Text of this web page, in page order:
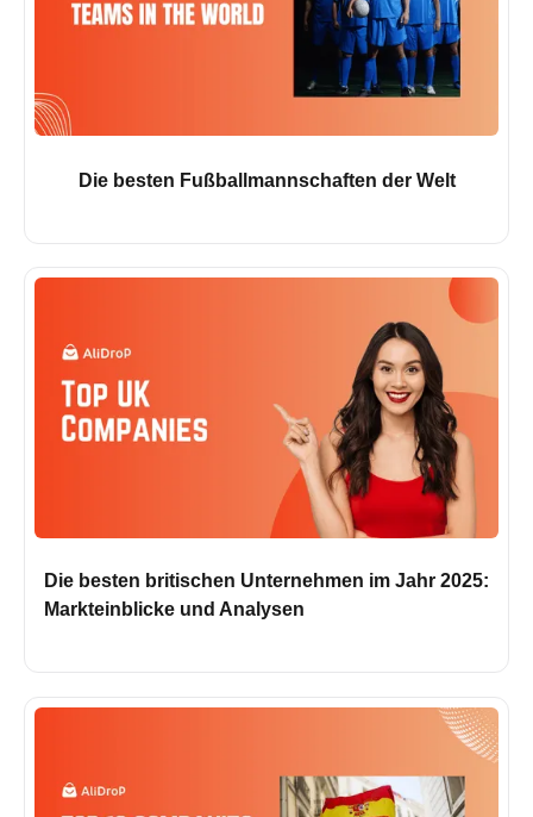
Die besten Fußballmannschaften der Welt
Die besten britischen Unternehmen im Jahr 2025:
Markteinblicke und Analysen